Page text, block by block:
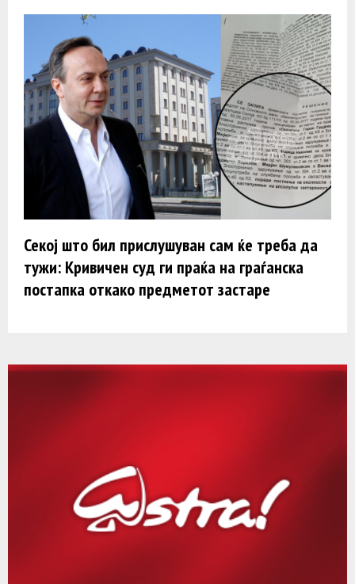
Секој што бил прислушуван сам ќе треба да
тужи: Кривичен суд ги праќа на граѓанска
постапка откако предметот застаре